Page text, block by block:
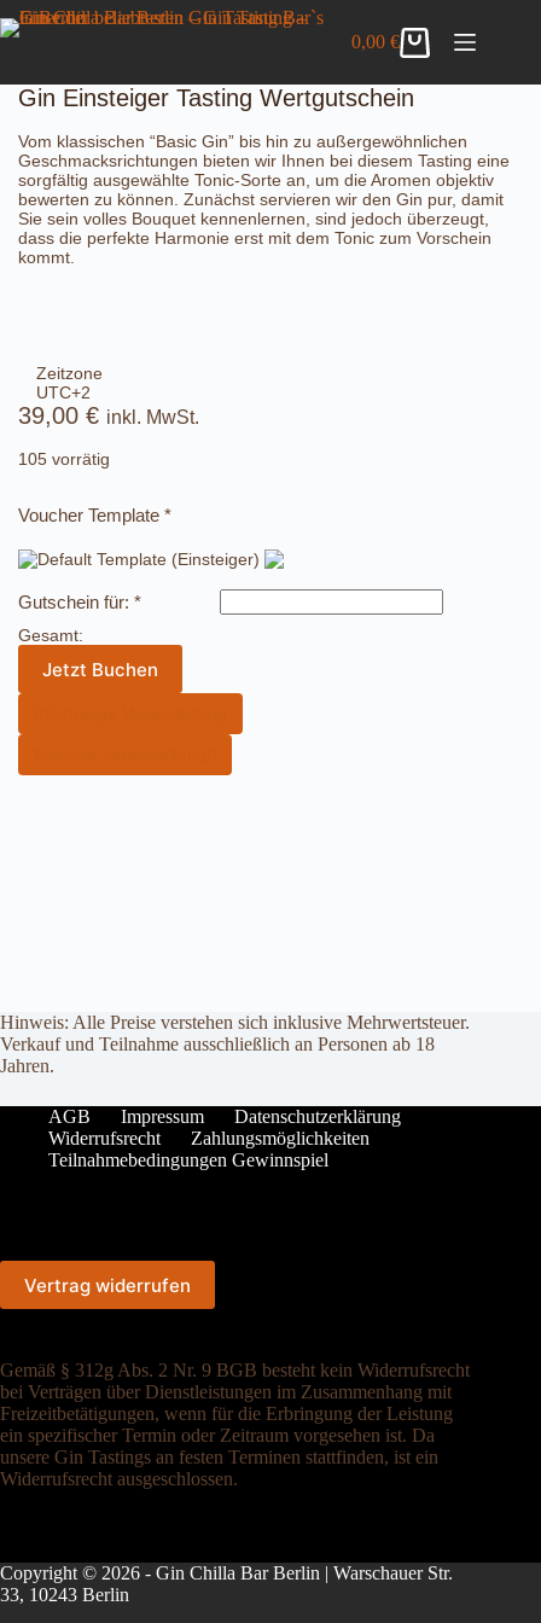
Zum
Inhalt
Gin Einsteiger Tasting Wertgutschein
Details anzeigen
Warenkorb
0,00€
Gin Einsteiger Tasting Wertgutschein
Vom klassischen “Basic Gin” bis hin zu außergewöhnlichen
Geschmacksrichtungen bieten wir Ihnen bei diesem Tasting eine
sorgfältig ausgewählte Tonic-Sorte an, um die Aromen objektiv
bewerten zu können. Zunächst servieren wir den Gin pur, damit
Sie sein volles Bouquet kennenlernen, sind jedoch überzeugt,
dass die perfekte Harmonie erst mit dem Tonic zum Vorschein
kommt.
Zeitzone
UTC+2
39,00 € inkl. MwSt.
105 vorrätig
Voucher Template *
Gutschein für: *
Gesamt:
Jetzt Buchen
Hinweis: Alle Preise verstehen sich inklusive Mehrwertsteuer.
Verkauf und Teilnahme ausschließlich an Personen ab 18
Jahren.
AGB Impressum
Datenschutzerklärung
Widerrufsrecht
Zahlungsmöglichkeiten
Teilnahmebedingungen Gewinnspiel
Vertrag widerrufen
Gemäß § 312g Abs. 2 Nr. 9 BGB besteht kein Widerrufsrecht
bei Verträgen über Dienstleistungen im Zusammenhang mit
Freizeitbetätigungen, wenn für die Erbringung der Leistung
ein spezifischer Termin oder Zeitraum vorgesehen ist. Da
unsere Gin Tastings an festen Terminen stattfinden, ist ein
Widerrufsrecht ausgeschlossen.
Copyright © 2026 - Gin Chilla Bar Berlin | Warschauer Str.
33, 10243 Berlin